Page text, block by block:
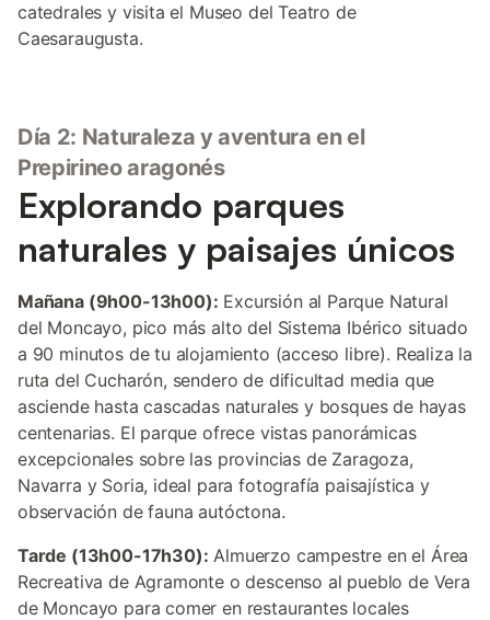
catedrales y visita el Museo del Teatro de
Caesaraugusta.
Día 2: Naturaleza y aventura en el
Prepirineo aragonés
Explorando parques
naturales y paisajes únicos
Mañana (9h00-13h00): Excursión al Parque Natural
del Moncayo, pico más alto del Sistema Ibérico situado
a 90 minutos de tu alojamiento (acceso libre). Realiza la
ruta del Cucharón, sendero de dificultad media que
asciende hasta cascadas naturales y bosques de hayas
centenarias. El parque ofrece vistas panorámicas
excepcionales sobre las provincias de Zaragoza,
Navarra y Soria, ideal para fotografía paisajística y
observación de fauna autóctona.
Tarde (13h00-17h30): Almuerzo campestre en el Área
Recreativa de Agramonte o descenso al pueblo de Vera
de Moncayo para comer en restaurantes locales